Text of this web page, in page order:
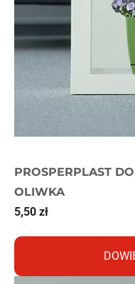
PROSPERPLAST
OLIWKA
5,50 zł